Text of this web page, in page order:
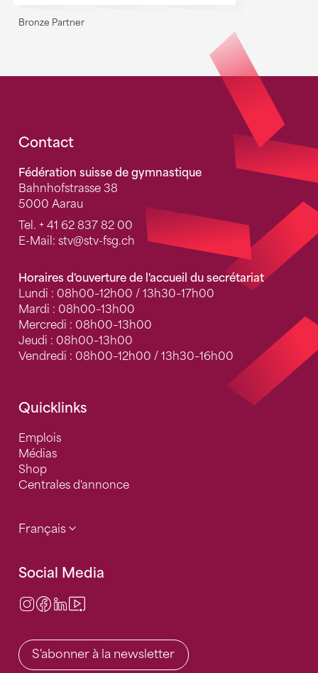
Bronze Partner
Fusszeile
Contact
Fédération suisse de gymnastique
Bahnhofstrasse 38
5000 Aarau
Tel. + 41 62 837 82 00
E-Mail: stv@stv-fsg.ch
Horaires d'ouverture de l'accueil du secrétariat
Lundi : 08h00–12h00 / 13h30–17h00
Mardi : 08h00–13h00
Mercredi : 08h00–13h00
Jeudi : 08h00–13h00
Vendredi : 08h00–12h00 / 13h30–16h00
Quicklinks
Emplois
Médias
Shop
Centrales d'annonce
Français
Social Media
Instagram
Facebook
LinkedIn
S'abonner à la newsletter